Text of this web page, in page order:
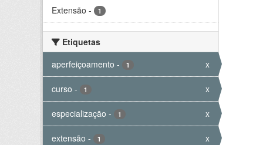
Extensão - 1
Etiquetas
aperfeiçoamento - 1 x
curso - 1 x
especialização - 1 x
extensão - 1 x